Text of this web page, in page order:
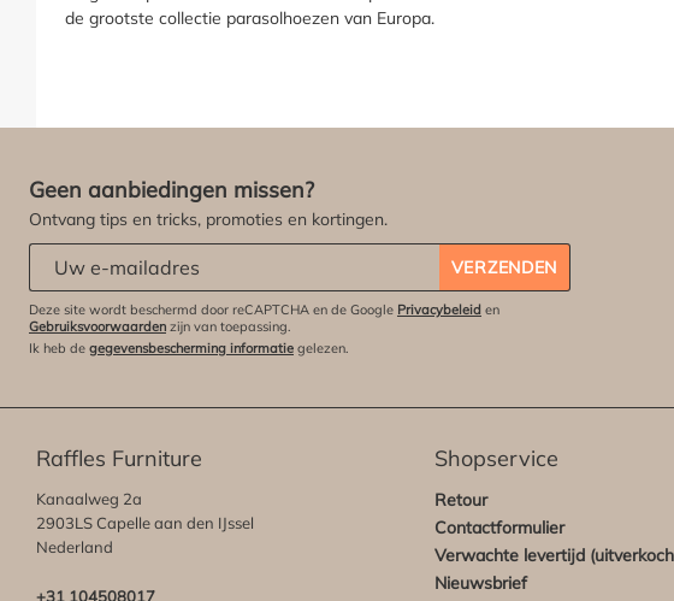
de grootste collectie parasolhoezen van Europa.
Geen aanbiedingen missen?
Ontvang tips en tricks, promoties en kortingen.
VERZENDEN
Deze site wordt beschermd door reCAPTCHA en de Google Privacybeleid en
Gebruiksvoorwaarden zijn van toepassing.
Ik heb de gegevensbescherming informatie gelezen.
Raffles Furniture
Kanaalweg 2a
2903LS Capelle aan den IJssel
Nederland
+31 104508017
Shopservice
Retour
Contactformulier
Verwachte levertijd
Nieuwsbrief